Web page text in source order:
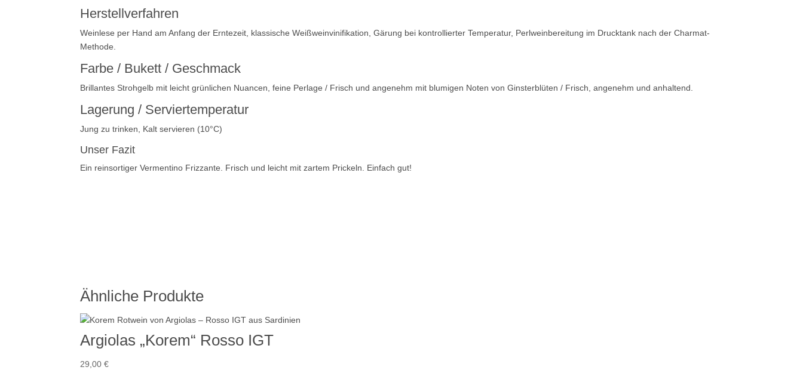
Herstellverfahren
Weinlese per Hand am Anfang der Erntezeit, klassische Weißweinvinifikation, Gärung bei kontrollierter Temperatur, Perlweinbereitung im Drucktank nach der Charmat-
Methode.
Farbe / Bukett / Geschmack
Brillantes Strohgelb mit leicht grünlichen Nuancen, feine Perlage / Frisch und angenehm mit blumigen Noten von Ginsterblüten / Frisch, angenehm und anhaltend.
Lagerung / Serviertemperatur
Jung zu trinken, Kalt servieren (10°C)
Unser Fazit
Ein reinsortiger Vermentino Frizzante. Frisch und leicht mit zartem Prickeln. Einfach gut!
Ähnliche Produkte
Argiolas „Korem“ Rosso IGT
29,00€